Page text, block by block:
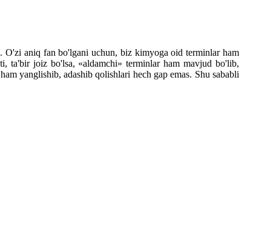
O'zi aniq fan bo'lgani uchun, biz kimyoga oid terminlar ham
ta'bir joiz bo'lsa, «aldamchi» terminlar ham mavjud bo'lib,
yanglishib, adashib qolishlari hech gap emas. Shu sababli